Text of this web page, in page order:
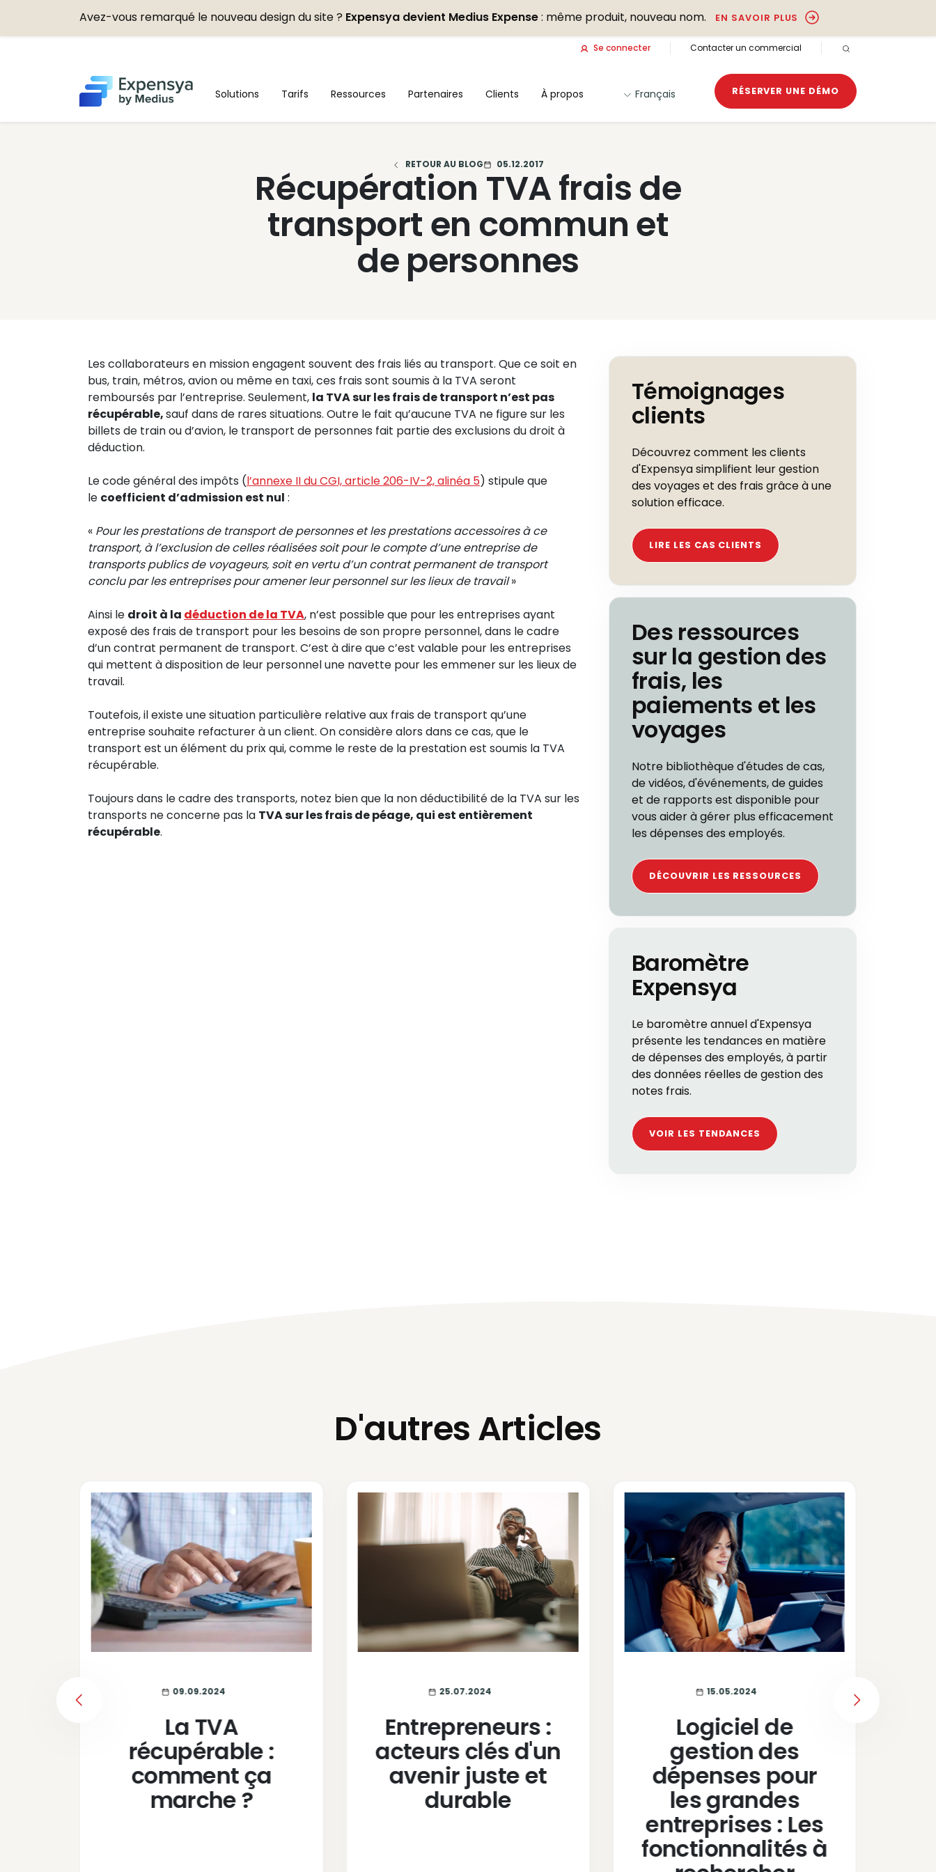
Avez-vous remarqué le nouveau design du site ? Expensya devient Medius Expense: même produit, nouveau nom. EN SAVOIR PLUS
Se connecter
Contacter un commercial
Expensya
Solutions Tarifs Ressources Partenaires Clients À propos Français RÉSERVER UNE DÉMO
RETOUR AU BLOG 05.12.2017
Récupération TVA frais de
transport en commun et
de personnes
Les collaborateurs en mission engagent souvent des frais liés au transport. Que ce soit en
bus, train, métros, avion ou même en taxi, ces frais sont soumis à la TVA seront
remboursés par l’entreprise. Seulement, la TVA sur les frais de transport n’est pas
récupérable,sauf dans de rares situations. Outre le fait qu’aucune TVA ne figure sur les
billets de train ou d’avion, le transport de personnes fait partie des exclusions du droit à
déduction.
Le code général des impôts (l’annexe II du CGI, article 206-IV-2, alinéa 5) stipule que
le coefficient d’admission est nul :
« Pour les prestations de transport de personnes et les prestations accessoires à ce
transport, à l’exclusion de celles réalisées soit pour le compte d’une entreprise de
transports publics de voyageurs, soit en vertu d’un contrat permanent de transport
conclu par les entreprises pour amener leur personnel sur les lieux de travail»
Ainsi le droit à la déduction de la TVA, n’est possible que pour les entreprises ayant
exposé des frais de transport pour les besoins de son propre personnel, dans le cadre
d’un contrat permanent de transport. C’est à dire que c’est valable pour les entreprises
qui mettent à disposition de leur personnel une navette pour les emmener sur les lieux de
travail.
Toutefois, il existe une situation particulière relative aux frais de transport qu’une
entreprise souhaite refacturer à un client. On considère alors dans ce cas, que le
transport est un élément du prix qui, comme le reste de la prestation est soumis la TVA
récupérable.
Toujours dans le cadre des transports, notez bien que la non déductibilité de la TVA sur les
transports ne concerne pas la TVA sur les frais de péage, qui est entièrement
récupérable.
Témoignages
clients
Découvrez comment les clients
d'Expensya simplifient leur gestion
des voyages et des frais grâce à une
solution efficace.
LIRE LES CAS CLIENTS
Des ressources
sur la gestion des
frais, les
paiements et les
voyages
Notre bibliothèque d'études de cas,
de vidéos, d'événements, de guides
et de rapports est disponible pour
vous aider à gérer plus efficacement
les dépenses des employés.
DÉCOUVRIR LES RESSOURCES
Baromètre
Expensya
Le baromètre annuel d'Expensya
présente les tendances en matière
de dépenses des employés, à partir
des données réelles de gestion des
notes frais.
VOIR LES TENDANCES
D'autres Articles
09.09.2024
La TVA
récupérable :
comment ça
marche ?
25.07.2024
Entrepreneurs :
acteurs clés d'un
avenir juste et
durable
15.05.2024
Logiciel de
gestion des
dépenses pour
les grandes
entreprises : Les
fonctionnalités à
PREVIOUS NEXT